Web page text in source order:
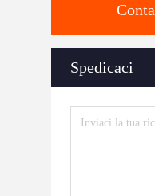
Spedicaci